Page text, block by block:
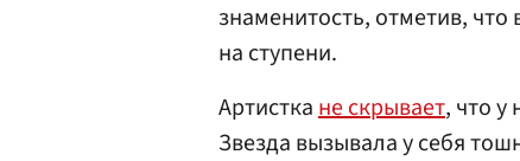
знаменитость, отметив,
на ступени.
Артисткане скрывает, что у
Звезда вызывала у себя